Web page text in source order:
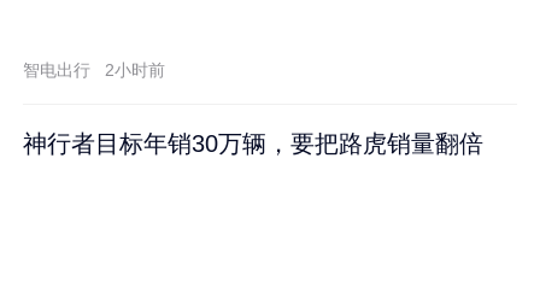
智电出行 2小时前
神行者目标年销30万辆，要把路虎销量翻倍